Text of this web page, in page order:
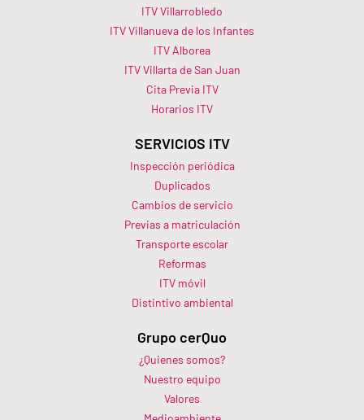
ITV Villarrobledo
ITV Villanueva de los Infantes
ITV Alborea
ITV Villarta de San Juan
Cita Previa ITV
Horarios ITV​
SERVICIOS ITV
Inspección periódica
Duplicados
Cambios de servicio
Previas a matriculación
Transporte escolar
Reformas
ITV móvil
Distintivo ambiental
Grupo cerQuo
¿Quienes somos?
Nuestro equipo
Valores